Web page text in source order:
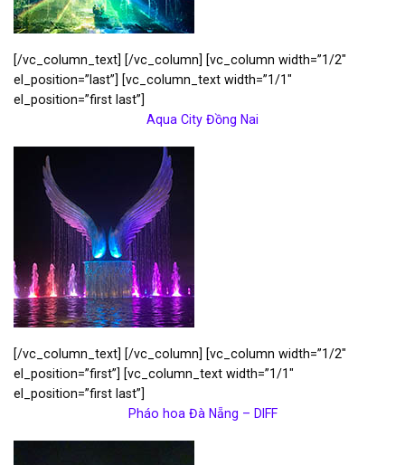
[/vc_column_text] [/vc_column] [vc_column width=”1/2″
el_position=”last”] [vc_column_text width=”1/1″
el_position=”first last”]
Aqua City Đồng Nai
[/vc_column_text] [/vc_column] [vc_column width=”1/2″
el_position=”first”] [vc_column_text width=”1/1″
el_position=”first last”]
Pháo hoa Đà Nẵng – DIFF